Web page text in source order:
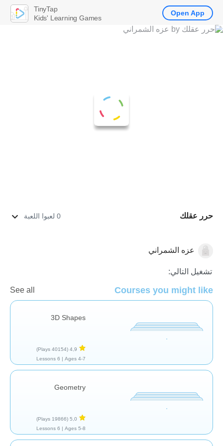
حرر عقلك 0 لعبوا اللعبة
الهندسةعزه الشمراني
تشغيل التالي:
Courses you might like
See all
3D Shapes
4,9
(40154 Plays)
Ages 4-7 |
6 Lessons
Geometry
5,0
(19866 Plays)
Ages 5-8 |
6 Lessons
TinyTap
Kids' Learning Games
Open App